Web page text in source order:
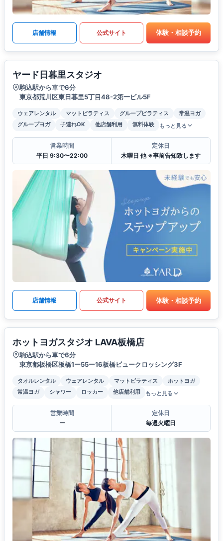
店舗情報 公式サイト 体験・相談予約
ヤード日暮里スタジオ
駒込駅から車で6分
東京都荒川区東日暮里5丁目48-2第一ビル5F
ウェアレンタル マットピラティス グループピラティス
常温ヨガ
グループヨガ
子連れOK 他店舗利用 無料体験 もっと見る
営業時間
平日 9:30〜22:00
定休日
木曜日 他 ※事前告知致します
店舗情報 公式サイト 体験・相談予約
ホットヨガスタジオ LAVA板橋店
駒込駅から車で6分
東京都板橋区板橋1ー55ー16板橋ビュークロッシング3F
タオルレンタル ウェアレンタル マットピラティス
ホットヨガ
常温ヨガ
シャワー ロッカー 他店舗利用 もっと見る
営業時間
ー
定休日
毎週火曜日